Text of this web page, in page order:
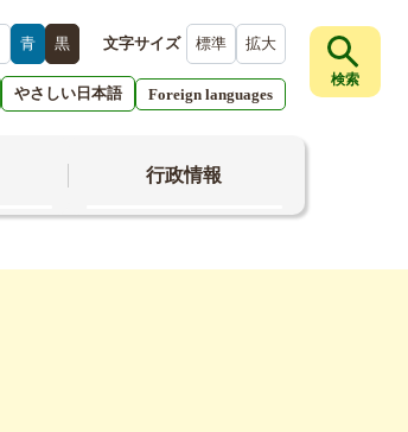
青 黒 文字サイズ 標準 拡大
やさしい日本語 Foreign languages
検索
行政情報